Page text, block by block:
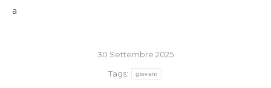
a
30 Settembre 2025
Tags:
giovani